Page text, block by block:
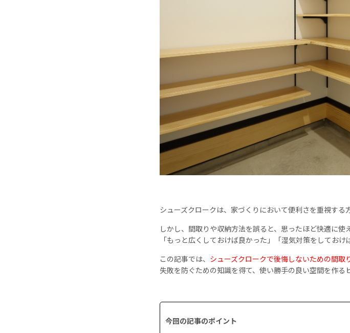
シューズクロークは、家づくりにおいて便利さを重視する
しかし、間取りや収納方法を誤ると、思ったほど快適に使
「もっと広くしておけば良かった」「湿気対策をしてお
この記事では、 シューズクロークで後悔しないための間取
失敗を防ぐための知識を得て、使い勝手の良い空間を作る
今回の記事のポイント